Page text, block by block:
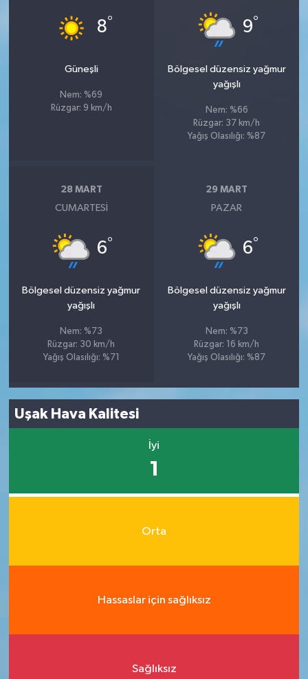
8°
Güneşli
Nem: %69
Rüzgar: 9 km/h
9°
Bölgesel düzensiz yağmur
yağışlı
Nem: %66
Rüzgar: 37 km/h
Yağış Olasılığı: %87
28 MART
CUMARTESI
6°
Bölgesel düzensiz yağmur
yağışlı
Nem: %73
Rüzgar: 30 km/h
Yağış Olasılığı: %71
29 MART
PAZAR
6°
Bölgesel düzensiz yağmur
yağışlı
Nem: %73
Rüzgar: 16 km/h
Yağış Olasılığı: %87
Uşak Hava Kalitesi
İyi
1
Orta
Hassaslar için sağlıksız
Sağlıksız